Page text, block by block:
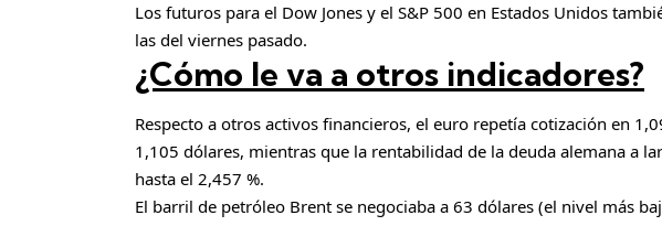
Los futuros para el Dow Jones y el S&P 500 en Estados Unidos
las del viernes pasado.
¿Cómo le va a otros indicadores?
Respecto a otros activos financieros, el euro repetía cotización en
1,105 dólares, mientras que la rentabilidad de la deuda alemana a
hasta el 2,457 %.
El barril de petróleo Brent se negociaba a 63 dólares (el nivel más